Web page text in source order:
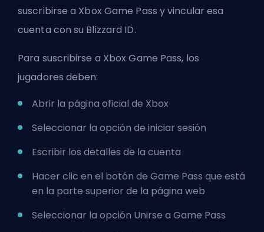
suscribirse a Xbox Game Pass y vincular esa
cuenta con su Blizzard ID.
Para suscribirse a Xbox Game Pass, los
jugadores deben:
Abrir la página oficial de Xbox
Seleccionar la opción de iniciar sesión
Escribir los detalles de la cuenta
Hacer clic en el botón de Game Pass que está
en la parte superior de la página web
Seleccionar la opción Unirse a Game Pass